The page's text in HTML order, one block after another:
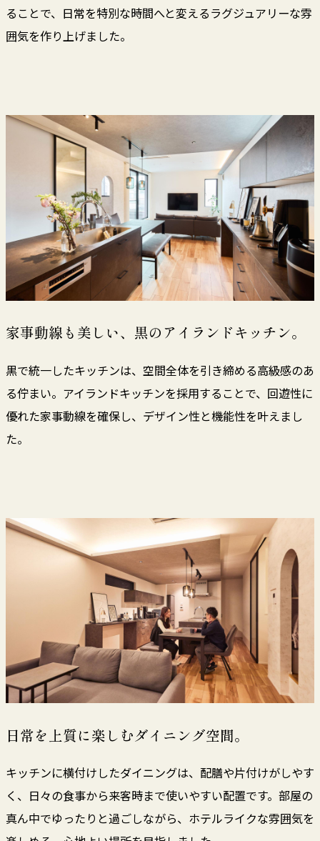
ることで、日常を特別な時間へと変えるラグジュアリーな雰
囲気を作り上げました。
家事動線も美しい、黒のアイランドキッチン。
黒で統一したキッチンは、空間全体を引き締める高級感のあ
る佇まい。アイランドキッチンを採用することで、回遊性に
優れた家事動線を確保し、デザイン性と機能性を叶えまし
た。
日常を上質に楽しむダイニング空間。
キッチンに横付けしたダイニングは、配膳や片付けがしやす
く、日々の食事から来客時まで使いやすい配置です。部屋の
真ん中でゆったりと過ごしながら、ホテルライクな雰囲気を